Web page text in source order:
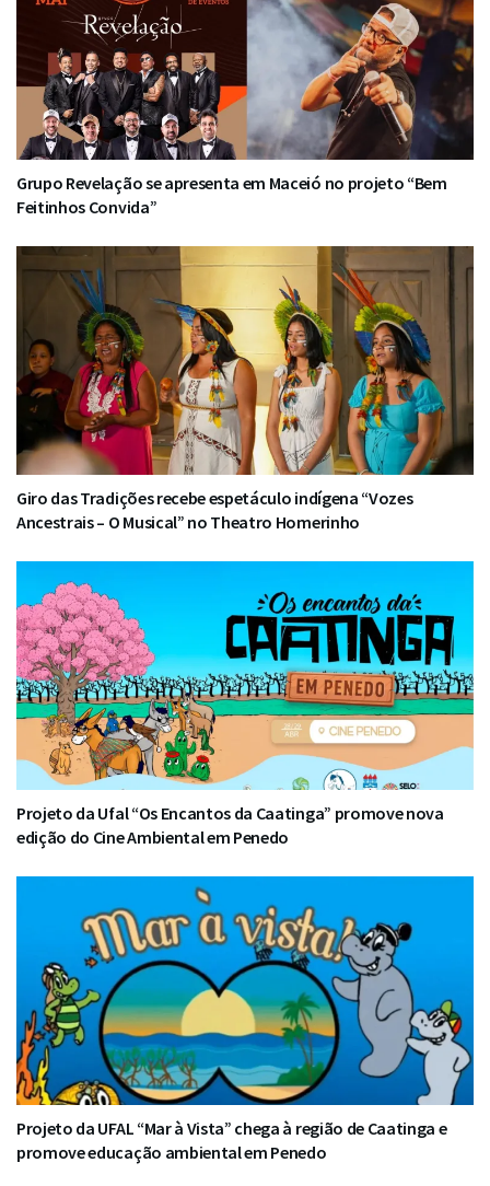
Grupo Revelação se apresenta em Maceió no projeto “Bem
Feitinhos Convida”
Giro das Tradições recebe espetáculo indígena “Vozes
Ancestrais – O Musical” no Theatro Homerinho
Projeto da Ufal “Os Encantos da Caatinga” promove nova
edição do Cine Ambiental em Penedo
Projeto da UFAL “Mar à Vista” chega à região de Caatinga e
promove educação ambiental em Penedo